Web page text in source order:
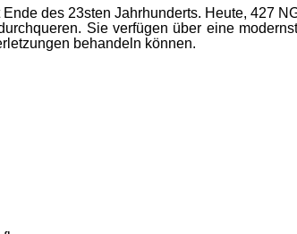
des 23sten Jahrhunderts. Heute, 427
Sie verfügen über eine
behandeln können.